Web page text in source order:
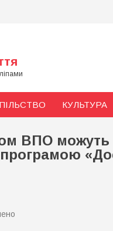
КУЛЬТУРА
ВПО